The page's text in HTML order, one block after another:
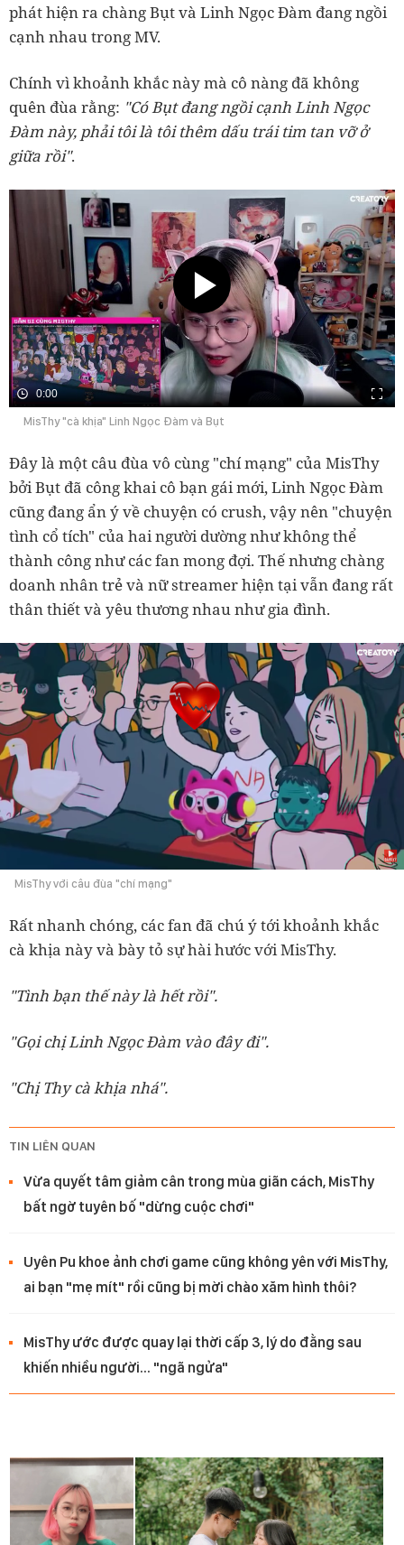
phát hiện ra chàng Bụt và Linh Ngọc Đàm đang ngồi
cạnh nhau trong MV.
Chính vì khoảnh khắc này mà cô nàng đã không
quên đùa rằng: "Có Bụt đang ngồi cạnh Linh Ngọc
Đàm này, phải tôi là tôi thêm dấu trái tim tan vỡ ở
giữa rồi".
0:00
MisThy "cà khịa" Linh Ngọc Đàm và Bụt
Đây là một câu đùa vô cùng "chí mạng" của MisThy
bởi Bụt đã công khai cô bạn gái mới, Linh Ngọc Đàm
cũng đang ẩn ý về chuyện có crush, vậy nên "chuyện
tình cổ tích" của hai người dường như không thể
thành công như các fan mong đợi. Thế nhưng chàng
doanh nhân trẻ và nữ streamer hiện tại vẫn đang rất
thân thiết và yêu thương nhau như gia đình.
MisThy với câu đùa "chí mạng"
Rất nhanh chóng, các fan đã chú ý tới khoảnh khắc
cà khịa này và bày tỏ sự hài hước với MisThy.
"Tình bạn thế này là hết rồi".
"Gọi chị Linh Ngọc Đàm vào đây đi".
"Chị Thy cà khịa nhá".
TIN LIÊN QUAN
Vừa quyết tâm giảm cân trong mùa giãn cách, MisThy
bất ngờ tuyên bố "dừng cuộc chơi"
Uyên Pu khoe ảnh chơi game cũng không yên với MisThy,
ai bạn "mẹ mít" rồi cũng bị mời chào xăm hình thôi?
MisThy ước được quay lại thời cấp 3, lý do đằng sau
khiến nhiều người… "ngã ngửa"